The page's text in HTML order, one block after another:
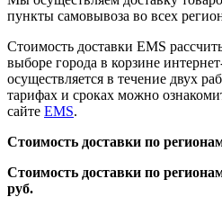
пункты самовывоза во всех
Стоимость доставки EMS
выборе города в корзине
осуществляется в течение двух
тарифах и сроках можно
сайте EMS.
Стоимость доставки по
Стоимость доставки по
руб.